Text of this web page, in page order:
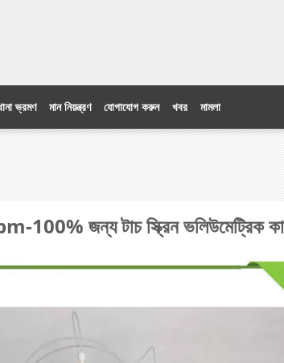
ভ্রমণ মান নিয়ন্ত্রণ যোগাযোগ করুন খবর মামলা
100% জন্য টাচ স্ক্রিন ভলিউমেট্রিক